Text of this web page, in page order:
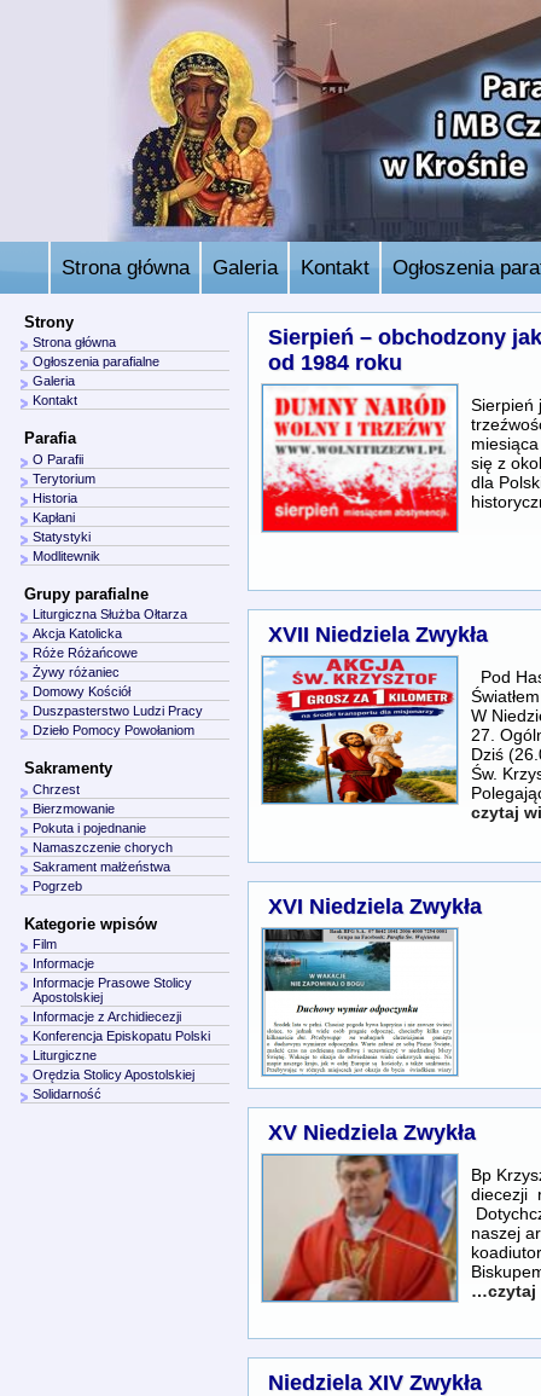
Strona główna Galeria Kontakt Ogłoszenia
Sierpień – obchodzony
od 1984 roku
Sierpień
się z
dla
XVII Niedziela Zwykła
Pod
W
27.
Dziś
Św.
czytaj
XVI Niedziela Zwykła
XV Niedziela Zwykła
Bp
naszej
…czytaj
Niedziela XIV Zwykła
Strony
Strona główna
Ogłoszenia parafialne
Galeria
Kontakt
Parafia
O Parafii
Terytorium
Historia
Kapłani
Statystyki
Modlitewnik
Grupy parafialne
Liturgiczna Służba Ołtarza
Akcja Katolicka
Róże Różańcowe
Żywy różaniec
Domowy Kościół
Duszpasterstwo Ludzi Pracy
Dzieło Pomocy Powołaniom
Sakramenty
Chrzest
Bierzmowanie
Pokuta i pojednanie
Namaszczenie chorych
Sakrament małżeństwa
Pogrzeb
Kategorie wpisów
Film
Informacje
Informacje Prasowe Stolicy
Apostolskiej
Informacje z Archidiecezji
Konferencja Episkopatu Polski
Liturgiczne
Orędzia Stolicy Apostolskiej
Solidarność